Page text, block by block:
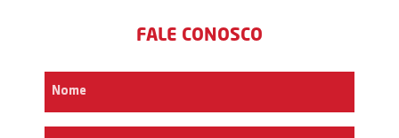
FALE CONOSCO